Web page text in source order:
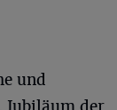
und